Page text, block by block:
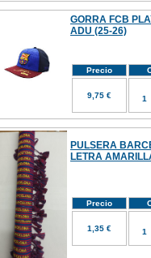
GORRA FCB
ADU (25-26)
Precio
9,75 €
PULSERA
LETRA
Precio
1,35 €